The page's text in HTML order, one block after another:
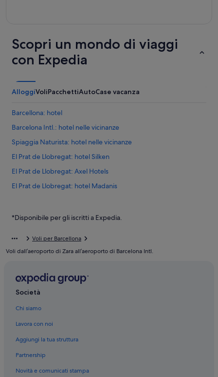
Scopri un mondo di viaggi
con Expedia
AlloggiVoliPacchettiAutoCase vacanza
Barcellona: hotel
Barcelona Intl.: hotel nelle vicinanze
Spiaggia Naturista: hotel nelle vicinanze
El Prat de Llobregat: hotel Silken
El Prat de Llobregat: Axel Hotels
El Prat de Llobregat: hotel Madanis
El Prat de Llobregat: Hotel economici
El Prat de Llobregat: Hotel con bar
El Prat de Llobregat: Ville
El Prat de Llobregat: Ostelli
*Disponibile per gli iscritti a Expedia.
Voli per Barcellona
Voli dall’aeroporto di Zara all’aeroporto di Barcelona Intl.
Società
Chi siamo
Lavora con noi
Aggiungi la tua struttura
Partnership
Novità e comunicati stampa